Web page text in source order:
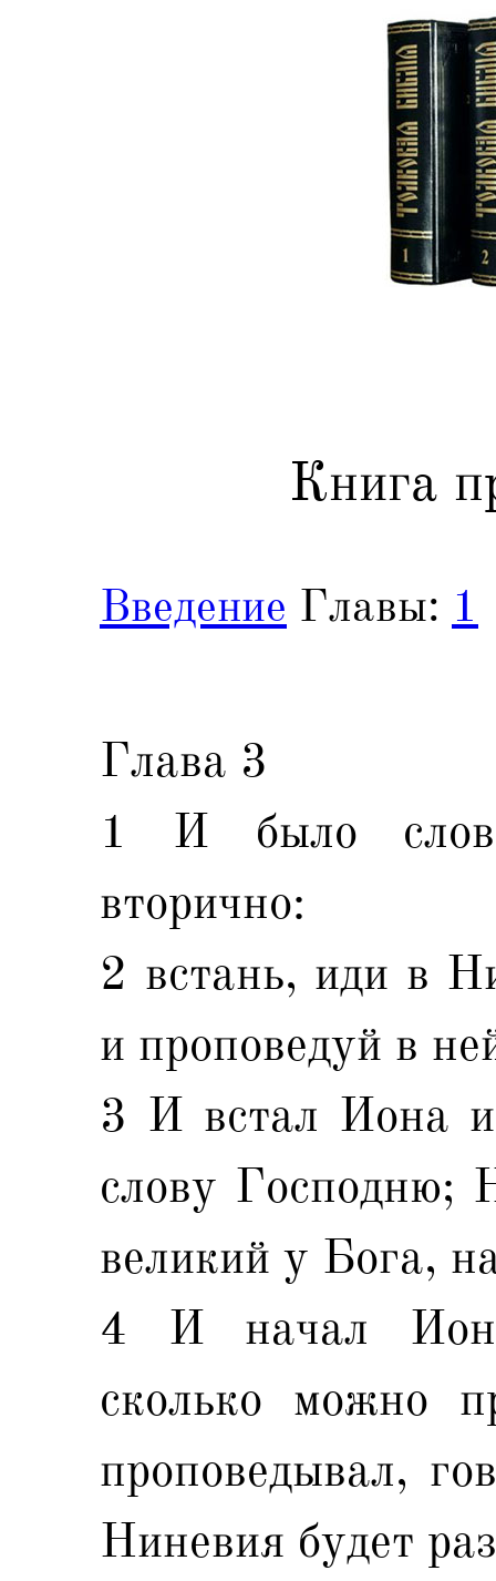
Книга
Введение Главы: 1
Глава 3
1 И было
вторично:
2 встань, иди в
и проповедуй в
3 И встал Иона
слову Господню;
великий у Бога,
4 И начал
сколько можно
проповедывал,
Ниневия будет